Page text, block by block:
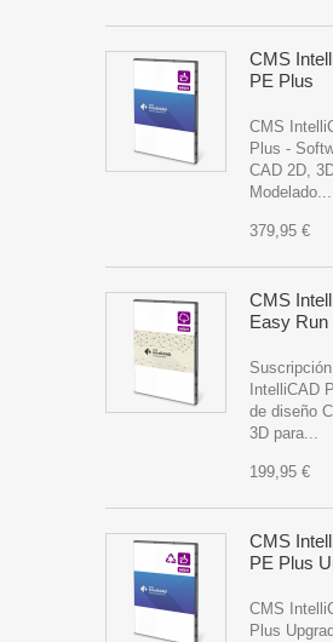
CMS
PE Plus
CMS
Plus -
CAD 2D,
Modelado...
379,95 €
CMS
Easy Run
IntelliCAD
de diseño
3D para...
199,95 €
CMS
PE Plus
CMS
Plus